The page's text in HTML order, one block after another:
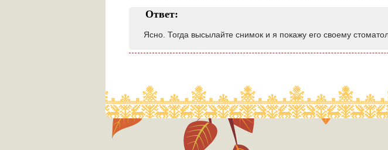
Ответ:
Ясно. Тогда высылайте снимок и я покажу его своему